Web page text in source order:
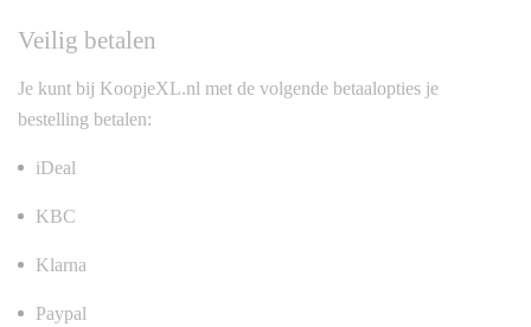
Veilig betalen
Je kunt bij KoopjeXL.nl met de volgende betaalopties je
bestelling betalen:
iDeal
KBC
Klarna
Paypal